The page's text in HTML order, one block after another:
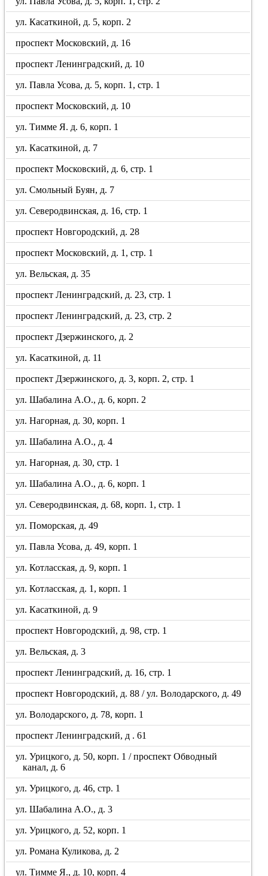
ул. Касаткиной, д. 5, корп. 2
проспект Московский, д. 16
проспект Ленинградский, д. 10
ул. Павла Усова, д. 5, корп. 1, стр. 1
проспект Московский, д. 10
ул. Тимме Я. д. 6, корп. 1
ул. Касаткиной, д. 7
проспект Московский, д. 6, стр. 1
ул. Смольный Буян, д. 7
ул. Северодвинская, д. 16, стр. 1
проспект Новгородский, д. 28
проспект Московский, д. 1, стр. 1
ул. Вельская, д. 35
проспект Ленинградский, д. 23, стр. 1
проспект Ленинградский, д. 23, стр. 2
проспект Дзержинского, д. 2
ул. Касаткиной, д. 11
проспект Дзержинского, д. 3, корп. 2, стр. 1
ул. Шабалина А.О., д. 6, корп. 2
ул. Нагорная, д. 30, корп. 1
ул. Шабалина А.О., д. 4
ул. Нагорная, д. 30, стр. 1
ул. Шабалина А.О., д. 6, корп. 1
ул. Северодвинская, д. 68, корп. 1, стр. 1
ул. Поморская, д. 49
ул. Павла Усова, д. 49, корп. 1
ул. Котласская, д. 9, корп. 1
ул. Котласская, д. 1, корп. 1
ул. Касаткиной, д. 9
проспект Новгородский, д. 98, стр. 1
ул. Вельская, д. 3
проспект Ленинградский, д. 16, стр. 1
проспект Новгородский, д. 88 / ул. Володарского, д. 49
ул. Володарского, д. 78, корп. 1
проспект Ленинградский, д . 61
ул. Урицкого, д. 50, корп. 1 / проспект Обводный
канал, д. 6
ул. Урицкого, д. 46, стр. 1
ул. Шабалина А.О., д. 3
ул. Урицкого, д. 52, корп. 1
ул. Романа Куликова, д. 2
ул. Тимме Я., д. 10, корп. 4